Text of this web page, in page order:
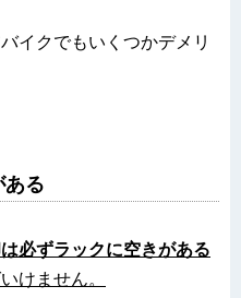
イクでもいくつかデメリ
る
必ずラックに空きがある
けません。